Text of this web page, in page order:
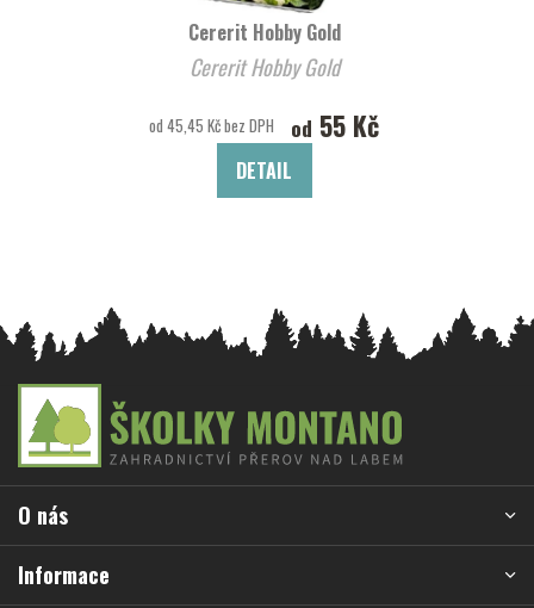
Cererit Hobby Gold
Cererit Hobby Gold
od 45,45 Kč bez DPH od 55 Kč
DETAIL
a
í
O nás
Informace